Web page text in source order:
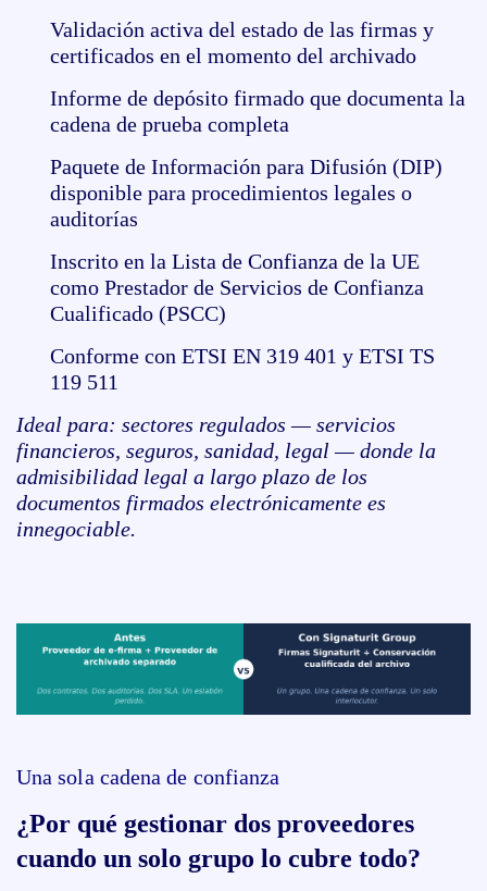
Validación activa del estado de las firmas y
certificados en el momento del archivado
Informe de depósito firmado que documenta la
cadena de prueba completa
Paquete de Información para Difusión (DIP)
disponible para procedimientos legales o
auditorías
Inscrito en la Lista de Confianza de la UE
como Prestador de Servicios de Confianza
Cualificado (PSCC)
Conforme con ETSI EN 319 401 y ETSI TS
119 511
Ideal para: sectores regulados — servicios
financieros, seguros, sanidad, legal — donde la
admisibilidad legal a largo plazo de los
documentos firmados electrónicamente es
innegociable.
Una sola cadena de confianza
¿Por qué gestionar dos proveedores
cuando un solo grupo lo cubre todo?